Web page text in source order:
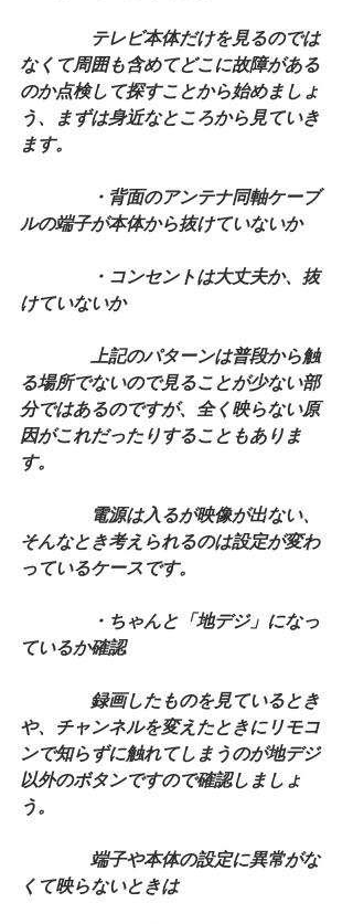
テレビ本体だけを見るのでは
なくて周囲も含めてどこに故障がある
のか点検して探すことから始めましょ
う、まずは身近なところから見ていき
ます。
・背面のアンテナ同軸ケーブ
ルの端子が本体から抜けていないか
・コンセントは大丈夫か、抜
けていないか
上記のパターンは普段から触
る場所でないので見ることが少ない部
分ではあるのですが、全く映らない原
因がこれだったりすることもありま
す。
電源は入るが映像が出ない、
そんなとき考えられるのは設定が変わ
っているケースです。
・ちゃんと「地デジ」になっ
ているか確認
録画したものを見ているとき
や、チャンネルを変えたときにリモコ
ンで知らずに触れてしまうのが地デジ
以外のボタンですので確認しましょ
う。
端子や本体の設定に異常がな
くて映らないときは